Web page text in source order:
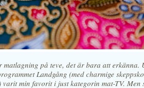
matlagning på teve, det är bara att erkänna.
Landgång (med charmige
varit min favorit i just kategorin mat-TV. Men